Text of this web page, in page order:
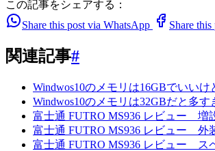
この記事をシェアする：
Share this post via WhatsApp
Share
関連記事#
Windwos10のメモリは16GBでいい
Windwos10のメモリは32GBだと多す
富士通 FUTRO MS936 レビュー 増
富士通 FUTRO MS936 レビュー 外
富士通 FUTRO MS936 レビュー ス